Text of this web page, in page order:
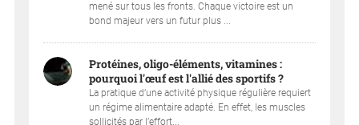
mené sur tous les fronts. Chaque victoire est un
bond majeur vers un futur plus ...
Protéines, oligo-éléments, vitamines :
pourquoi l'œuf est l'allié des sportifs ?
La pratique d’une activité physique régulière requiert
un régime alimentaire adapté. En effet, les muscles
sollicités par l’effort...